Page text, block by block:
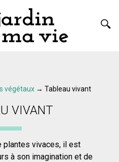
végétaux → Tableau vivant
VIVANT
plantes vivaces, il est
à son imagination et de